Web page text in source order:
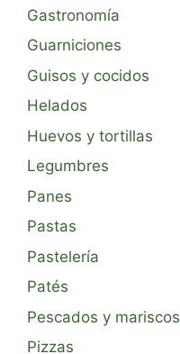
Gastronomía
Guarniciones
Guisos y cocidos
Helados
Huevos y tortillas
Legumbres
Panes
Pastas
Pastelería
Patés
Pescados y mariscos
Pizzas